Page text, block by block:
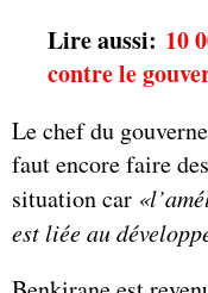
Lire aussi: 10
contre le
Le chef du
faut encore faire
situation car
est liée au